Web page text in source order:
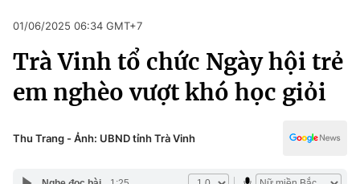
Chuyên mục
Pháp luật
Pháp luật
Kinh tế
Thể thao
Truyền hình
Y tế
Công nghệ
01/06/2025 06:34 GMT+7
Trà Vinh tổ chức Ngày hội trẻ
em nghèo vượt khó học giỏi
Thu Trang - Ảnh: UBND tỉnh Trà Vinh